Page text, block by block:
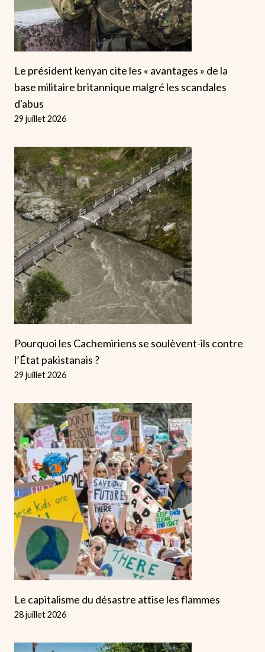
Le président kenyan cite les « avantages » de la
base militaire britannique malgré les scandales
d'abus
29 juillet 2026
Pourquoi les Cachemiriens se soulèvent-ils contre
l’État pakistanais ?
29 juillet 2026
Le capitalisme du désastre attise les flammes
28 juillet 2026